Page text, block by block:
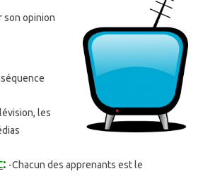
opinion
les
: -Chacun des apprenants est le